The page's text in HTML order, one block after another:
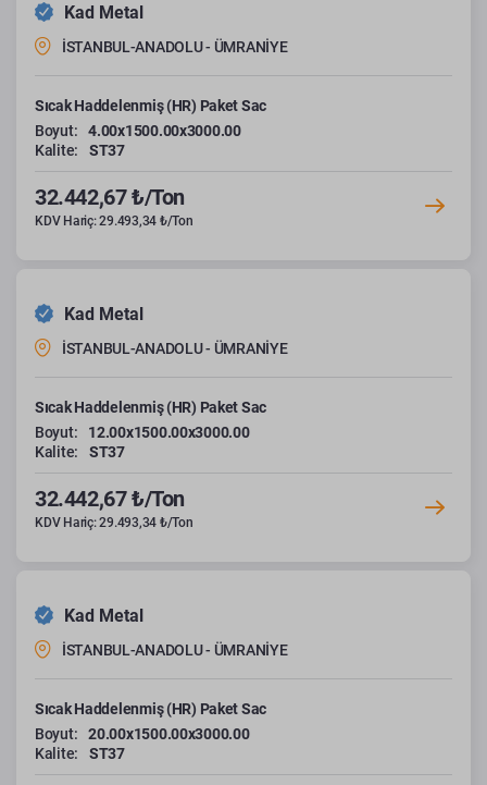
Kad Metal
İSTANBUL-ANADOLU - ÜMRANİYE
Sıcak Haddelenmiş (HR) Paket Sac
Boyut:
4.00x1500.00x3000.00
Kalite:
ST37
32.442,67 ₺/Ton
KDV Hariç: 29.493,34 ₺/Ton
Kad Metal
İSTANBUL-ANADOLU - ÜMRANİYE
Sıcak Haddelenmiş (HR) Paket Sac
Boyut:
12.00x1500.00x3000.00
Kalite:
ST37
32.442,67 ₺/Ton
KDV Hariç: 29.493,34 ₺/Ton
Kad Metal
İSTANBUL-ANADOLU - ÜMRANİYE
Sıcak Haddelenmiş (HR) Paket Sac
Boyut:
20.00x1500.00x3000.00
Kalite:
ST37